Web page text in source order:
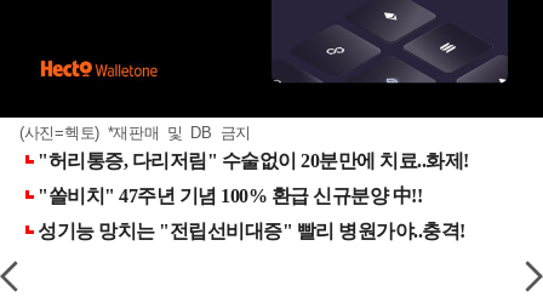
(사진=헥토) *재판매 및 DB 금지